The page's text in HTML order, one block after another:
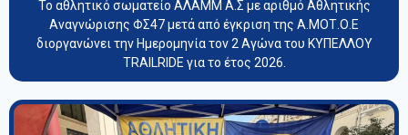
Το αθλητικό σωματείο ΑΛΑΜΜ Α.Σ με αριθμό Αθλητικής
Αναγνώρισης ΦΣ47 μετά από έγκριση της Α.ΜΟΤ.Ο.Ε
διοργανώνει την Ημερομηνία τον 2 Αγώνα του ΚΥΠΕΛΛΟΥ
TRAILRIDE για το έτος 2026.